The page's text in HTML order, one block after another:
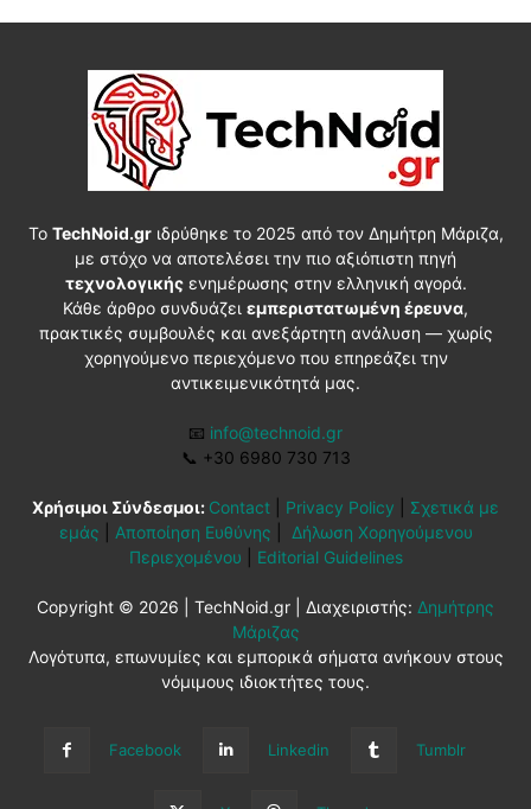
Το TechNoid.grιδρύθηκε το 2025 από τον Δημήτρη Μάριζα,
με στόχο να αποτελέσει την πιο αξιόπιστη πηγή
τεχνολογικήςενημέρωσης στην ελληνική αγορά.
Κάθε άρθρο συνδυάζει εμπεριστατωμένη έρευνα,
πρακτικές συμβουλές και ανεξάρτητη ανάλυση — χωρίς
χορηγούμενο περιεχόμενο που επηρεάζει την
αντικειμενικότητά μας.
📧 info@technoid.gr
📞 +30 6980 730 713
Χρήσιμοι Σύνδεσμοι: Contact Privacy Policy
Σχετικά με
εμάς
Αποποίηση Ευθύνης
Δήλωση Χορηγούμενου
Περιεχομένου
Editorial Guidelines
Copyright © 2026 | TechNoid.gr | Διαχειριστής: Δημήτρης
Μάριζας
Λογότυπα, επωνυμίες και εμπορικά σήματα ανήκουν στους
νόμιμους ιδιοκτήτες τους.
Facebook Linkedin Tumblr